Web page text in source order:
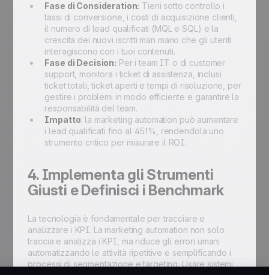
Fase di Consideration: Tieni sotto controllo i
tassi di conversione, i costi di acquisizione clienti,
il numero di lead qualificati (MQL e SQL) e la
crescita dei nuovi iscritti man mano che gli utenti
interagiscono con i tuoi contenuti.
Fase di Decision: Per i team IT o di customer
support, monitora i ticket di assistenza, inclusi
ticket totali, ticket aperti e tempi di risoluzione, per
gestire i problemi in modo efficiente e garantire la
responsabilità del team.
Impatto: la marketing automation può aumentare
i lead qualificati fino al 451%, rendendola uno
strumento critico per misurare il ROI.
4. Implementa gli Strumenti
Giusti e Definisci i Benchmark
La tecnologia è fondamentale per tracciare e
analizzare i KPI. La marketing automation non solo
traccia e analizza i KPI, ma riduce gli errori umani
automatizzando le attività ripetitive e semplificando i
processi di segmentazione e targeting. Usare sistemi